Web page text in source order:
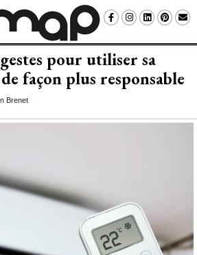
pour utiliser sa
façon plus responsable
Brenet